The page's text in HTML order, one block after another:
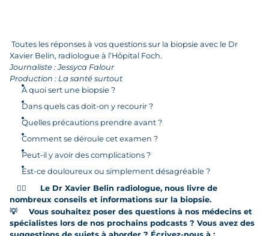
Toutes les réponses à vos questions sur la biopsie avec le Dr
Xavier Belin, radiologue à l’Hôpital Foch.
Journaliste : Jessyca Falour
Production : La santé surtout
À quoi sert une biopsie ?
Dans quels cas doit-on y recourir ?
Quelles précautions prendre avant ?
Comment se déroule cet examen ?
Peut-il y avoir des complications ?
Est-ce douloureux ou simplement désagréable ?
🙋‍♀️
Le Dr Xavier Belin radiologue, nous livre de
nombreux conseils et informations sur la biopsie.
💡
Vous souhaitez poser des questions à nos médecins et
spécialistes lors de nos prochains podcasts ? Vous avez des